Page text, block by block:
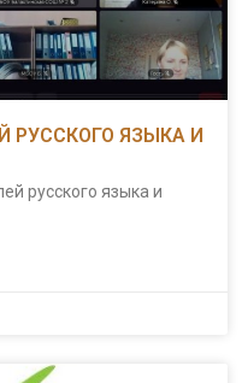
РУССКОГО ЯЗЫКА И
русского языка и